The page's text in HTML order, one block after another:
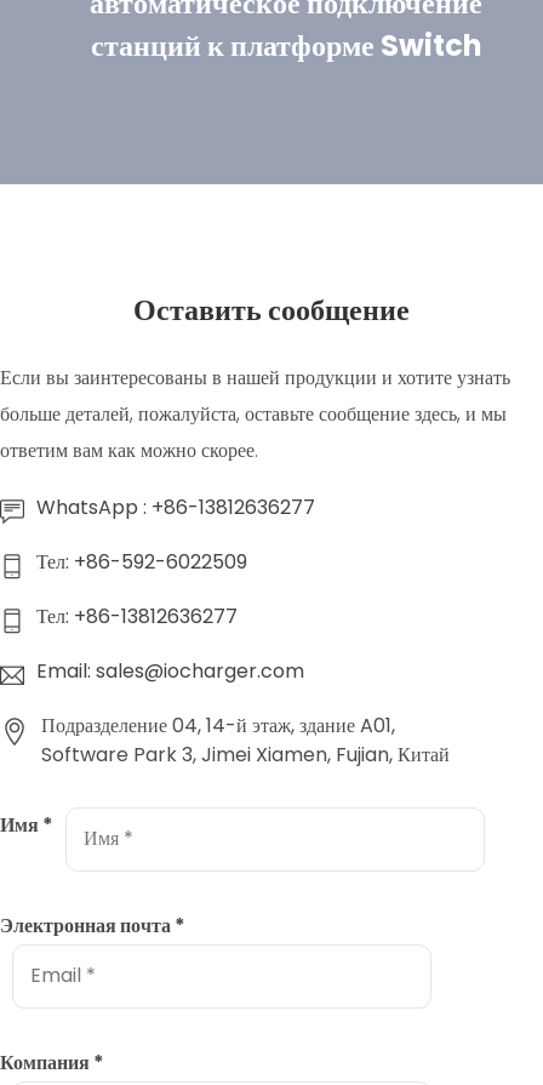
станций к платформе Switch
Оставить сообщение
Если вы заинтересованы в нашей продукции и хотите узнать
больше деталей, пожалуйста, оставьте сообщение здесь, и мы
ответим вам как можно скорее.
WhatsApp : +86-13812636277
Тел: +86-592-6022509
Тел: +86-13812636277
Email: sales@iocharger.com
Подразделение 04, 14-й этаж, здание A01,
Software Park 3, Jimei Xiamen, Fujian, Китай
Имя *
Электронная почта*
Компания *